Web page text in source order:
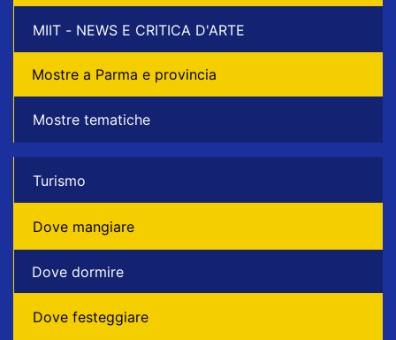
MIIT - NEWS E CRITICA D'ARTE
Mostre a Parma e provincia
Mostre tematiche
Turismo
Dove mangiare
Dove dormire
Dove festeggiare